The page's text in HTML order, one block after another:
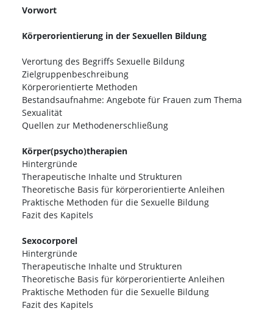
Vorwort
Körperorientierung in der Sexuellen Bildung
Verortung des Begriffs Sexuelle Bildung
Zielgruppenbeschreibung
Körperorientierte Methoden
Bestandsaufnahme: Angebote für Frauen zum Thema
Sexualität
Quellen zur Methodenerschließung
Körper(psycho)therapien
Hintergründe
Therapeutische Inhalte und Strukturen
Theoretische Basis für körperorientierte Anleihen
Praktische Methoden für die Sexuelle Bildung
Fazit des Kapitels
Sexocorporel
Hintergründe
Therapeutische Inhalte und Strukturen
Theoretische Basis für körperorientierte Anleihen
Praktische Methoden für die Sexuelle Bildung
Fazit des Kapitels